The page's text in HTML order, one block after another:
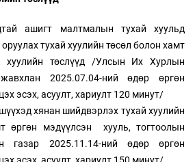
ашигт малтмалын тухай хуульд
тухай хуулийн төсөл болон хамт
хуулийн төслүүд /Улсын Их Хурлын
2025.07.04-ний өдөр өргөн
эсэх, асуулт, хариулт 120 минут/
хянан шийдвэрлэх тухай хуулийн
өргөн мэдүүлсэн хууль, тогтоолын
газар 2025.11.14-ний өдөр өргөн